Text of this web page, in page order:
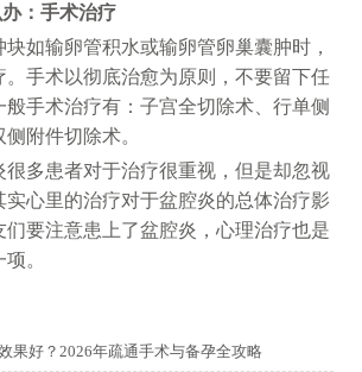
：手术治疗
块如输卵管积水或输卵管卵巢囊肿时，
。手术以彻底治愈为原则，不要留下任
手术治疗有：子宫全切除术、行单侧
附件切除术。
很多患者对于治疗很重视，但是却忽视
实心里的治疗对于盆腔炎的总体治疗影
们要注意患上了盆腔炎，心理治疗也是
。
果好？2026年疏通手术与备孕全攻略